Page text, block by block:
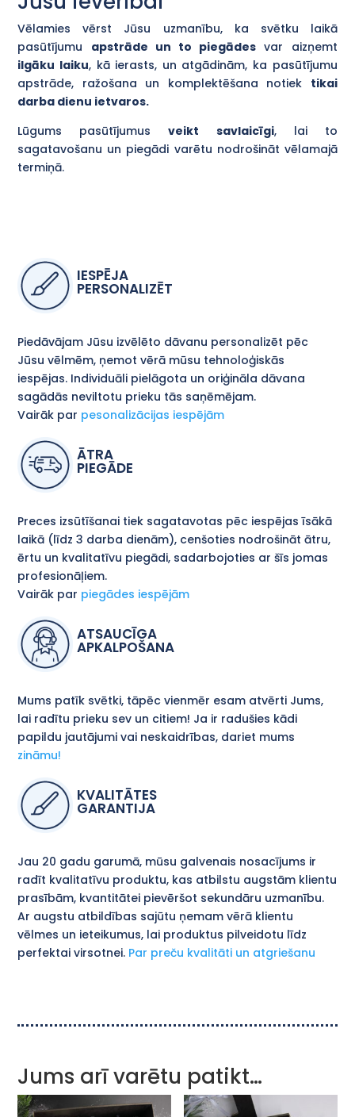
Vēlamies vērst Jūsu uzmanību, ka svētku laikā
pasūtījumu apstrāde un to piegādes var aizņemt
ilgāku laiku, kā ierasts, un atgādinām, ka pasūtījumu
apstrāde, ražošana un komplektēšana notiek tikai
darba dienu ietvaros.
Lūgums pasūtījumusveikt savlaicīgi, lai to
sagatavošanu un piegādi varētu nodrošināt vēlamajā
termiņā.
IESPĒJA
PERSONALIZĒT
Piedāvājam Jūsu izvēlēto dāvanu personalizēt pēc
Jūsu vēlmēm, ņemot vērā mūsu tehnoloģiskās
iespējas. Individuāli pielāgota un oriģināla dāvana
sagādās neviltotu prieku tās saņēmējam.
Vairāk par pesonalizācijas iespējām
ĀTRA
PIEGĀDE
Preces izsūtīšanai tiek sagatavotas pēc iespējas īsākā
laikā (līdz 3 darba dienām), cenšoties nodrošināt ātru,
ērtu un kvalitatīvu piegādi, sadarbojoties ar šīs jomas
profesionāļiem.
Vairāk par piegādes iespējām
ATSAUCĪGA
APKALPOŠANA
Mums patīk svētki, tāpēc vienmēr esam atvērti Jums,
lai radītu prieku sev un citiem! Ja ir radušies kādi
papildu jautājumi vai neskaidrības, dariet mums
zināmu!
KVALITĀTES
GARANTIJA
Jau 20 gadu garumā, mūsu galvenais nosacījums ir
radīt kvalitatīvu produktu, kas atbilstu augstām klientu
prasībām, kvantitātei pievēršot sekundāru uzmanību.
Ar augstu atbildības sajūtu ņemam vērā klientu
vēlmes un ieteikumus, lai produktus pilveidotu līdz
perfektai virsotnei. Par preču kvalitāti un atgriešanu
Jums arī varētu patikt…